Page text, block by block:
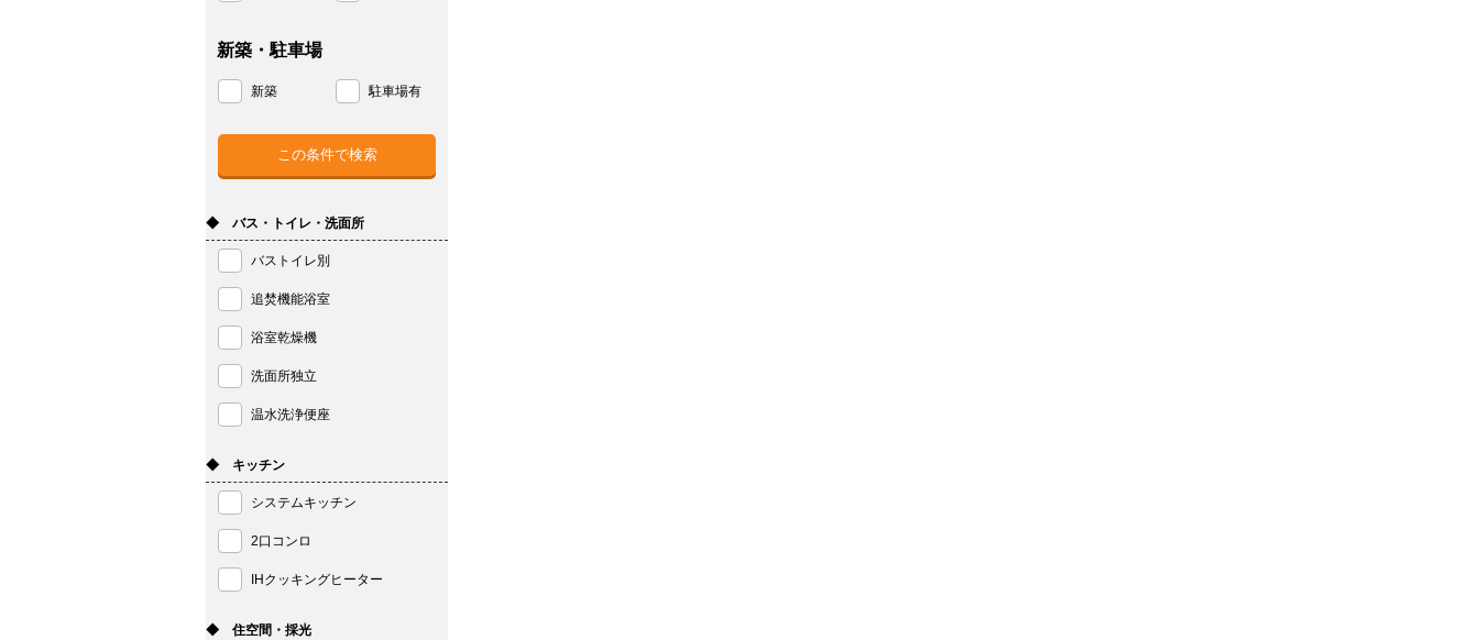
新築・駐車場
新築 駐車場有
◆ バス・トイレ・洗面所
バストイレ別
追焚機能浴室
浴室乾燥機
洗面所独立
温水洗浄便座
◆ キッチン
システムキッチン
2口コンロ
IHクッキングヒーター
◆ 住空間・採光